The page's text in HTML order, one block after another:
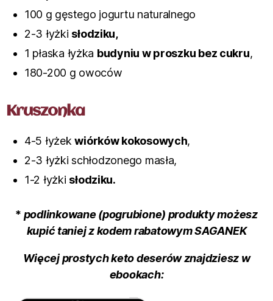
100 g gęstego jogurtu naturalnego
2-3 łyżki słodziku,
1 płaska łyżka budyniu w proszku bez cukru,
180-200 g owoców
Kruszonka
4-5 łyżekwiórków kokosowych,
2-3 łyżki schłodzonego masła,
1-2 łyżki słodziku.
* podlinkowane (pogrubione) produkty możesz
kupić taniej z kodem rabatowym SAGANEK
Więcej prostych keto deserów znajdziesz w
ebookach: